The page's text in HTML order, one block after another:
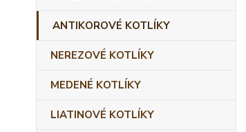
ANTIKOROVÉ KOTLÍKY
NEREZOVÉ KOTLÍKY
MEDENÉ KOTLÍKY
LIATINOVÉ KOTLÍKY